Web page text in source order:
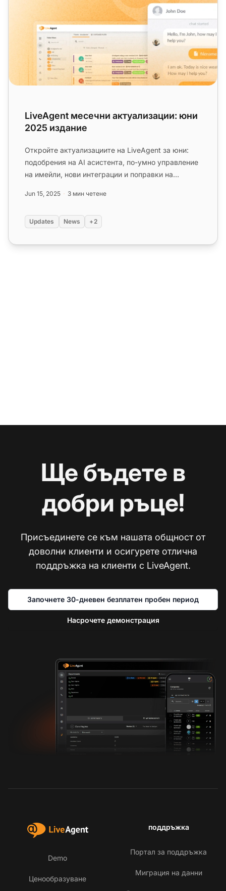
LiveAgent месечни актуализации: юни
2025 издание
Откройте актуализациите на LiveAgent за юни:
подобрения на AI асистента, по-умно управление
на имейли, нови интеграции и поправки на
Jun 15, 2025 3 мин четене
Updates News +2
Ще бъдете в
добри ръце!
Присъединете се към нашата общност от
доволни клиенти и осигурете отлична
поддръжка на клиенти с LiveAgent.
Започнете 30-дневен безплатен пробен период
Насрочете демонстрация
Demo
Ценообразуване
поддръжка
Портал за поддръжка
Миграция на данни